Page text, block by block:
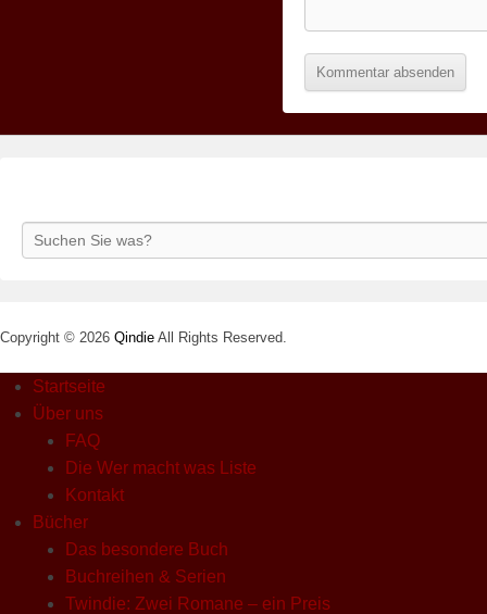
Search
Copyright © 2026 Qindie All Rights Reserved.
Startseite
Über uns
FAQ
Die Wer macht was Liste
Kontakt
Bücher
Das besondere Buch
Buchreihen & Serien
Twindie: Zwei Romane – ein Preis